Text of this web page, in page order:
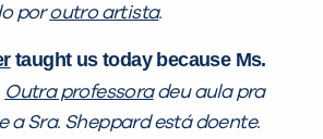
poroutro artista.
taught us today because Ms.
Outra professoradeu aula pra
a Sra. Sheppard está doente.
com seus dados abaixo e